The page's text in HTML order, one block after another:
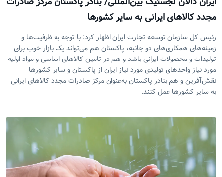
مجدد کالاهای ایرانی به سایر کشورها
رئیس کل سازمان توسعه تجارت ایران اظهار کرد: با توجه به ظرفیت‌ها و
زمینه‌های همکاری‌های دو جانبه، پاکستان هم می‌تواند یک بازار خوب برای
تولیدات و محصولات ایرانی باشد و هم در تامین کالاهای اساسی و مواد اولیه
مورد نیاز واحدهای تولیدی مورد نیاز ایران از پاکستان و سایر کشورها
نقش‌آفرین و هم بنادر پاکستان به‌عنوان مرکز صادرات مجدد کالاهای ایرانی
به سایر کشورها عمل کنند.